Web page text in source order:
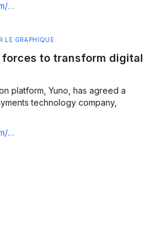
LE GRAPHIQUE
forces to transform digital
platform, Yuno, has agreed a
technology company,